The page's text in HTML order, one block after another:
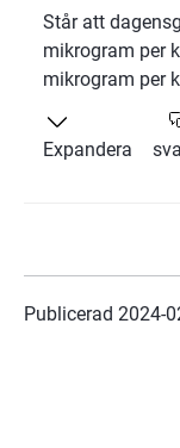
Står att
mikrogram per
mikrogram per
Expandera
Publicerad 2024-